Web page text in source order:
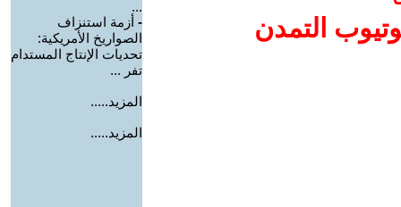
التمدن
...
- أزمة استنزاف
الصواريخ الأمريكية:
تحديات الإنتاج المستدام
تفر ...
المزيد.....
المزيد.....